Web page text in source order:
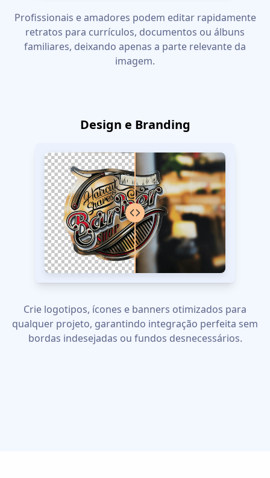
Profissionais e amadores podem editar rapidamente
retratos para currículos, documentos ou álbuns
familiares, deixando apenas a parte relevante da
imagem.
Design e Branding
Crie logotipos, ícones e banners otimizados para
qualquer projeto, garantindo integração perfeita sem
bordas indesejadas ou fundos desnecessários.